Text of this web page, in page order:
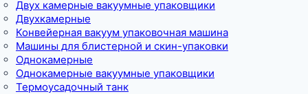
Двух камерные вакуумные упаковщики
Двухкамерные
Конвейерная вакуум упаковочная машина
Машины для блистерной и скин-упаковки
Однокамерные
Однокамерные вакуумные упаковщики
Термоусадочный танк